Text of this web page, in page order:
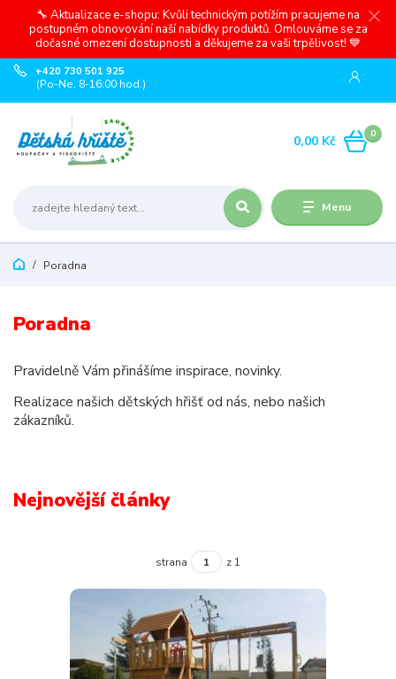
🔧 Aktualizace e-shopu: Kvůli technickým potížím pracujeme na
postupném obnovování naší nabídky produktů. Omlouváme se za
dočasné omezení dostupnosti a děkujeme za vaši trpělivost! 💙
Menu
+420 730 501 925
(Po-Ne, 8-16:00 hod.)
0
0,00 Kč
Poradna
Poradna
Pravidelně Vám přinášíme inspirace, novinky.
Realizace našich dětských hřišť od nás, nebo našich
zákazníků.
Nejnovější články
strana z 1